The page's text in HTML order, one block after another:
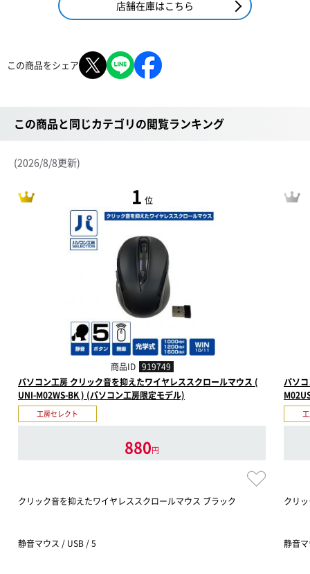
店舗在庫はこちら
この商品をシェア
この商品と同じカテゴリの閲覧ランキング
(2026/8/8更新)
1 位
商品ID 919749
パソコン工房 クリック音を抑えたワイヤレススクロールマウス (
UNI-M02WS-BK ) (パソコン工房限定モデル)
工房セレクト
880円
クリック音を抑えたワイヤレススクロールマウス ブラック
静音マウス / USB / 5
パソ
クリ
静音